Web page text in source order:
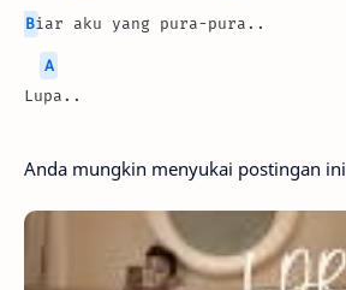
Biar aku yang pura-pura..
A
Lupa..
Anda mungkin menyukai postingan ini